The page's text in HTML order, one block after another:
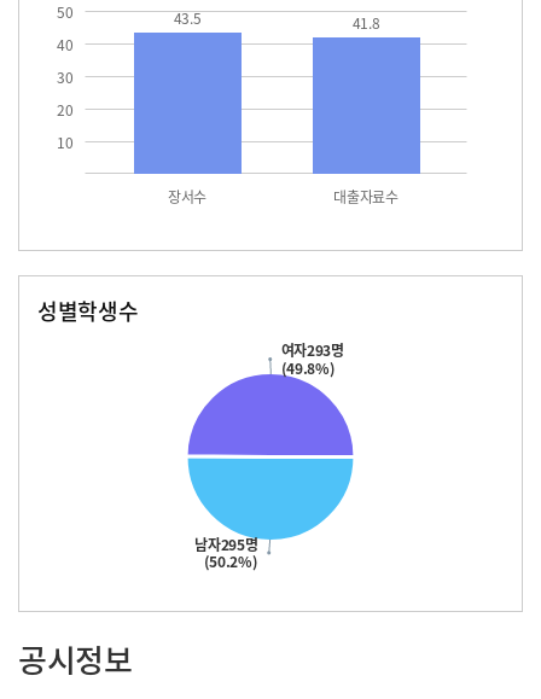
10
20
30
40
50
장서수 대출자료수
43.5 41.8
성별학생수
남자295명
(50.2%)
여자293명
(49.8%)
공시정보